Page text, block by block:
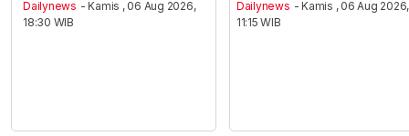
Dailynews - Kamis , 06 Aug 2026,
18:30 WIB
Dailynews - Kamis , 06 Aug 2026,
11:15 WIB